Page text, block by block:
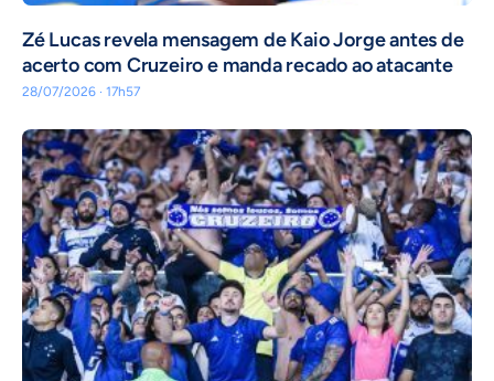
Zé Lucas revela mensagem de Kaio Jorge antes de
acerto com Cruzeiro e manda recado ao atacante
28/07/2026 · 17h57